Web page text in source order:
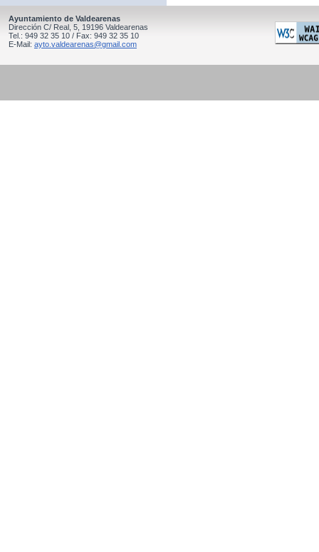
Ayuntamiento de Valdearenas
Dirección C/ Real, 5, 19196 Valdearenas
Tel.: 949 32 35 10 / Fax: 949 32 35 10
E-Mail: ayto.valdearenas@gmail.com